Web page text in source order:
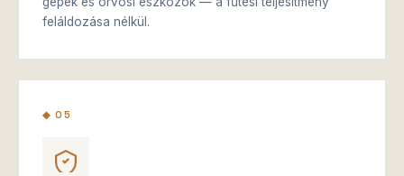
feláldozása nélkül.
◆ 05